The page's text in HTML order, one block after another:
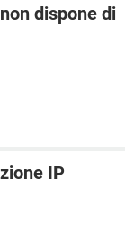
dispone di
IP